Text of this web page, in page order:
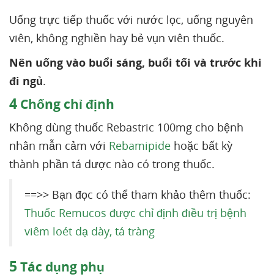
Uống trực tiếp thuốc với nước lọc, uống nguyên
viên, không nghiền hay bẻ vụn viên thuốc.
Nên uống vào buổi sáng, buổi tối và trước khi
đi ngủ.
4 Chống chỉ định
Không dùng thuốc Rebastric 100mg cho bệnh
nhân mẫn cảm với Rebamipide hoặc bất kỳ
thành phần tá dược nào có trong thuốc.
==>> Bạn đọc có thể tham khảo thêm thuốc:
Thuốc Remucos được chỉ định điều trị bệnh
viêm loét dạ dày, tá tràng
5 Tác dụng phụ